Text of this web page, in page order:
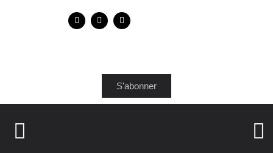
S'abonner